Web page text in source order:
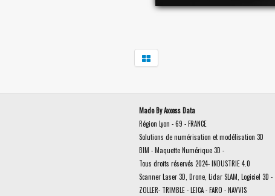
Made By Axxess Data
Région Lyon - 69 - FRANCE
Solutions de numérisation et modélisation 3D
BIM - Maquette Numérique 3D -
Tous droits réservés 2024- INDUSTRIE 4.0
Scanner Laser 3D, Drone, Lidar SLAM, Logiciel 3D -
ZOLLER- TRIMBLE - LEICA - FARO - NAVVIS